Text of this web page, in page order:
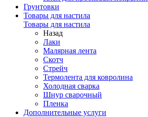
Грунтовки
Товары для настила
Товары для настила
Назад
Лаки
Малярная лента
Скотч
Стрейч
Термолента для ковролина
Холодная сварка
Шнур сварочный
Пленка
Дополнительные услуги